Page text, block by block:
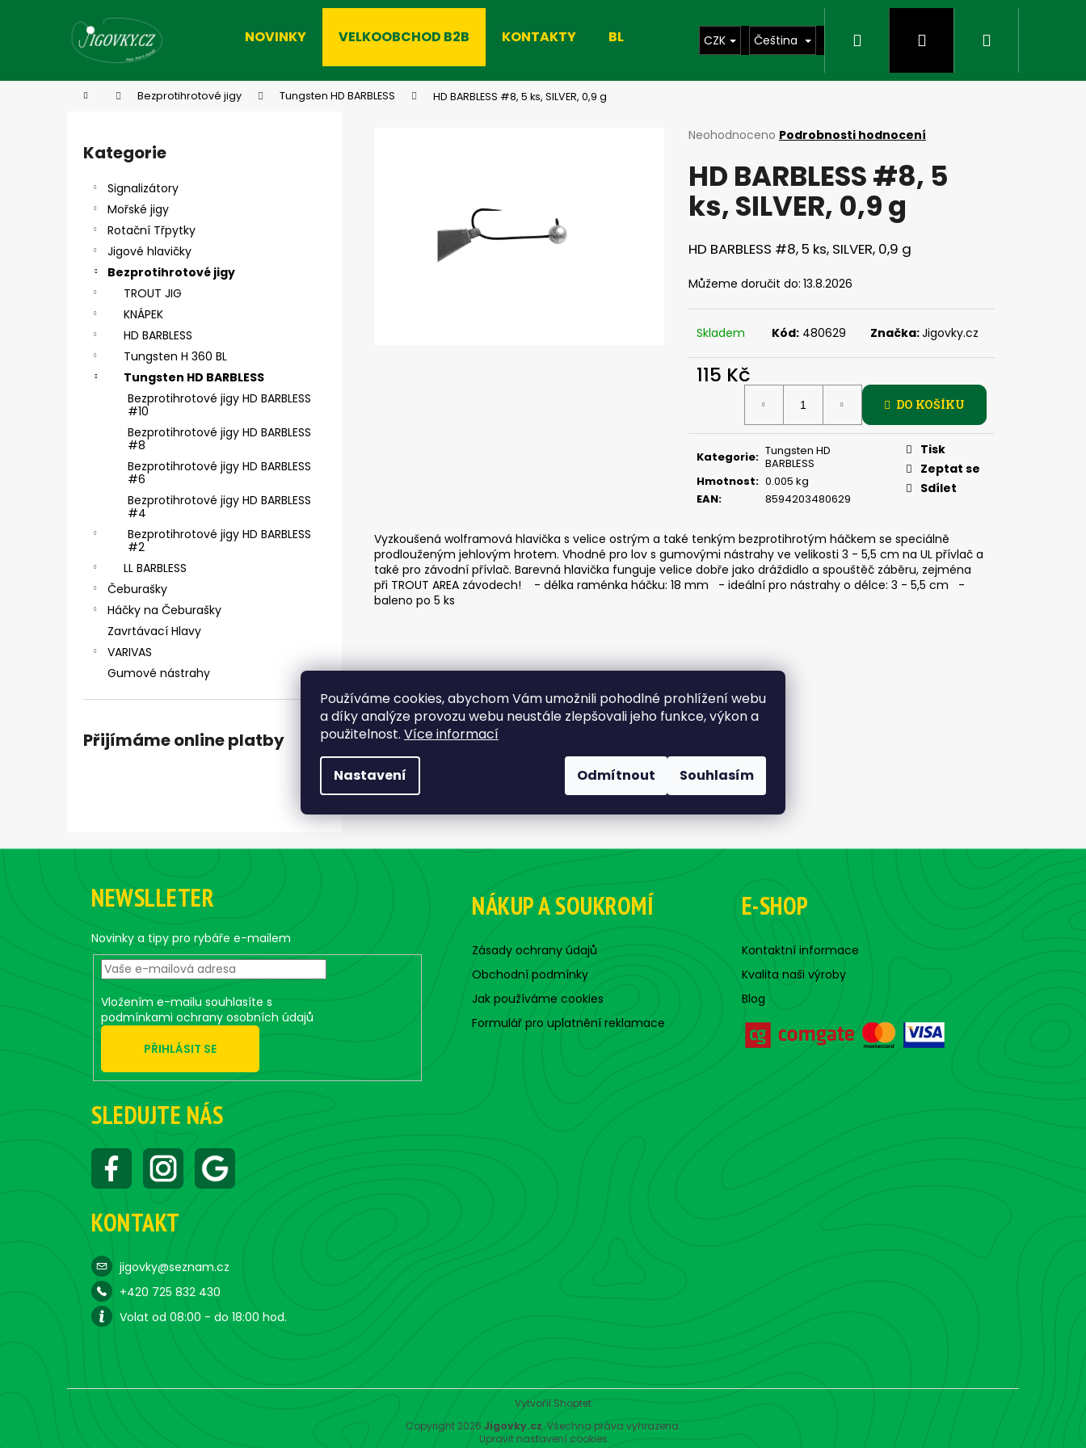
Používáme cookies, abychom Vám umožnili pohodlné prohlížení webu
a díky analýze provozu webu neustále zlepšovali jeho funkce, výkon a
použitelnost. Více informací
Nastavení Odmítnout Souhlasím
NOVINKY VELKOOBCHOD B2B KONTAKTY BLOG CZK Čeština Hledat PřihlášeníNákupní
Domů Bezprotihrotové jigy Tungsten HD BARBLESS HD BARBLESS #8, 5 ks, SILVER, 0,9 g
Přeskočit
kategorie
Kategorie
Signalizátory
Mořské jigy
Rotační Třpytky
Jigové hlavičky
Bezprotihrotové jigy
TROUT JIG
KNÁPEK
HD BARBLESS
Tungsten H 360 BL
Tungsten HD BARBLESS
Bezprotihrotové jigy HD BARBLESS
#10
Bezprotihrotové jigy HD BARBLESS
#8
Bezprotihrotové jigy HD BARBLESS
#6
Bezprotihrotové jigy HD BARBLESS
#4
Bezprotihrotové jigy HD BARBLESS
#2
LL BARBLESS
Čeburašky
Háčky na Čeburašky
Zavrtávací Hlavy
VARIVAS
Gumové nástrahy
Přijímáme online platby
Průměrné
produktu
je
0,0
hvězdiček.
Neohodnoceno Podrobnosti hodnocení
HD BARBLESS #8, 5
ks, SILVER, 0,9 g
HD BARBLESS #8, 5 ks, SILVER, 0,9 g
Můžeme doručit do: 13.8.2026
Skladem Kód: 480629 Značka:Jigovky.cz
115 Kč
DO KOŠÍKU
Kategorie: Tungsten HD
BARBLESS
Hmotnost: 0.005 kg
EAN: 8594203480629
Tisk
Zeptat se
Sdílet
Vyzkoušená wolframová hlavička s velice ostrým a také tenkým bezprotihrotým háčkem se speciálně
prodlouženým jehlovým hrotem. Vhodné pro lov s gumovými nástrahy ve velikosti 3 - 5,5 cm na UL přívlač a
také pro závodní přívlač. Barevná hlavička funguje velice dobře jako dráždidlo a spouštěč záběru, zejména
při TROUT AREA závodech! - délka raménka háčku: 18 mm - ideální pro nástrahy o délce: 3 - 5,5 cm -
baleno po 5 ks
Zpět
Zpět
Co potřebujete najít?
Doporučujeme
Následující
SICKLE #6 - 5 KS, 4 G
SICKLE #6 - 5 KS, 2 G
Z
NEWSLLETER
Novinky a tipy pro rybáře e-mailem
Vložením e-mailu souhlasíte s
podmínkami ochrany osobních údajů
PŘIHLÁSIT SE
SLEDUJTE NÁS
KONTAKT
jigovky@seznam.cz
+420 725 832 430
Volat od 08:00 - do 18:00 hod.
NÁKUP A SOUKROMÍ
Zásady ochrany údajů
Obchodní podmínky
Jak používáme cookies
Formulář pro uplatnění reklamace
E-SHOP
Kontaktní informace
Kvalita naši výroby
Blog
Vytvořil Shoptet
Copyright 2026 Jigovky.cz. Všechna práva vyhrazena.
Upravit nastavení cookies